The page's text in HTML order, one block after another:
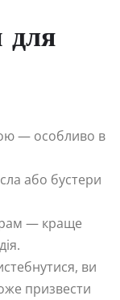
для
— особливо в
або бустери
— краще
ви
призвести